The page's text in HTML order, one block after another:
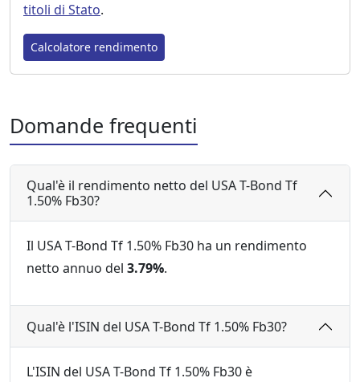
titoli di Stato.
Calcolatore rendimento
Domande frequenti
Qual'è il rendimento netto del USA T-Bond Tf
1.50% Fb30?
Il USA T-Bond Tf 1.50% Fb30 ha un rendimento
netto annuo del 3.79%.
Qual'è l'ISIN del USA T-Bond Tf 1.50% Fb30?
L'ISIN del USA T-Bond Tf 1.50% Fb30 è